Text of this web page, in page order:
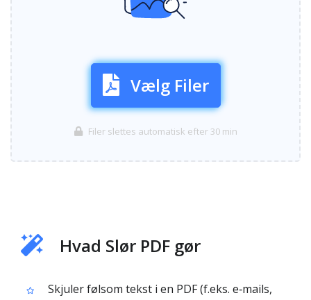
Vælg Filer
Filer slettes automatisk efter 30 min
Hvad Slør PDF gør
Skjuler følsom tekst i en PDF (f.eks. e‑mails,